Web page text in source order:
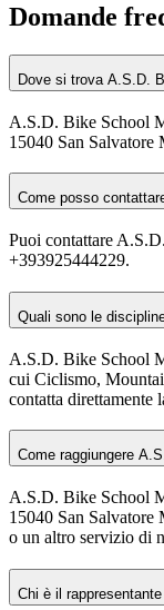
Domande
Dove si trova A.S.D.
A.S.D. Bike School
15040 San
Come posso
Puoi contattare
+393925444229.
Quali sono le
A.S.D. Bike School
cui Ciclismo,
contatta direttamente
Come raggiungere
A.S.D. Bike School
15040 San
o un altro servizio di
Chi è il